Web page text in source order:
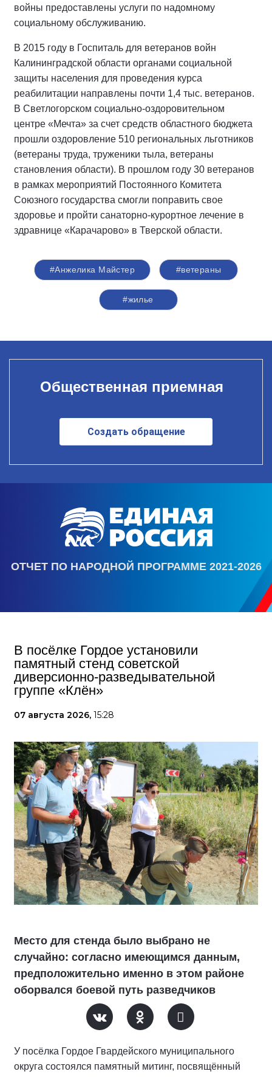
войны предоставлены услуги по надомному
социальному обслуживанию.
В 2015 году в Госпиталь для ветеранов войн
Калининградской области органами социальной
защиты населения для проведения курса
реабилитации направлены почти 1,4 тыс. ветеранов.
В Светлогорском социально-оздоровительном
центре «Мечта» за счет средств областного бюджета
прошли оздоровление 510 региональных льготников
(ветераны труда, труженики тыла, ветераны
становления области). В прошлом году 30 ветеранов
в рамках мероприятий Постоянного Комитета
Союзного государства смогли поправить свое
здоровье и пройти санаторно-курортное лечение в
здравнице «Карачарово» в Тверской области.
#Анжелика Майстер #ветераны
#жилье
Общественная приемная
Создать обращение
ОТЧЕТ ПО НАРОДНОЙ ПРОГРАММЕ 2021-2026
В посёлке Гордое установили
памятный стенд советской
диверсионно-разведывательной
группе «Клён»
07 августа 2026, 15:28
Место для стенда было выбрано не
случайно: согласно имеющимся данным,
предположительно именно в этом районе
оборвался боевой путь разведчиков
У посёлка Гордое Гвардейского муниципального
округа состоялся памятный митинг, посвящённый